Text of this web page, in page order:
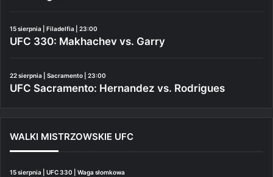
15 sierpnia | Filadelfia | 23:00
UFC 330: Makhachev vs. Garry
22 sierpnia | Sacramento | 23:00
UFC Sacramento: Hernandez vs. Rodrigues
WALKI MISTRZOWSKIE UFC
15 sierpnia | UFC 330 | Waga słomkowa